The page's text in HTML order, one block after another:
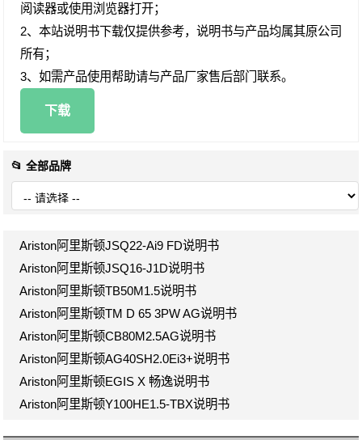
阅读器或使用浏览器打开；
2、本站说明书下载仅提供参考，说明书与产品均属其原公司
所有；
3、如需产品使用帮助请与产品厂家售后部门联系。
下载
📂 全部品牌
Ariston阿里斯顿JSQ22-Ai9 FD说明书
Ariston阿里斯顿JSQ16-J1D说明书
Ariston阿里斯顿TB50M1.5说明书
Ariston阿里斯顿TM D 65 3PW AG说明书
Ariston阿里斯顿CB80M2.5AG说明书
Ariston阿里斯顿AG40SH2.0Ei3+说明书
Ariston阿里斯顿EGIS X 畅逸说明书
Ariston阿里斯顿Y100HE1.5-TBX说明书